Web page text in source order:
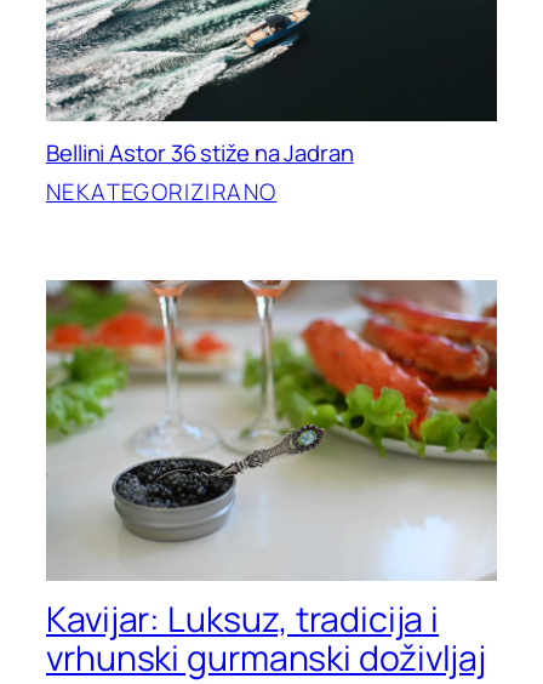
Bellini Astor 36 stiže na Jadran
NEKATEGORIZIRANO
Kavijar: Luksuz, tradicija i
vrhunski gurmanski doživljaj